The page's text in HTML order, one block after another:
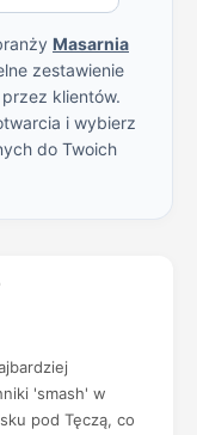
Masarnia
zestawienie
klientów.
i wybierz
do Twoich
'smash' w
pod Tęczą, co